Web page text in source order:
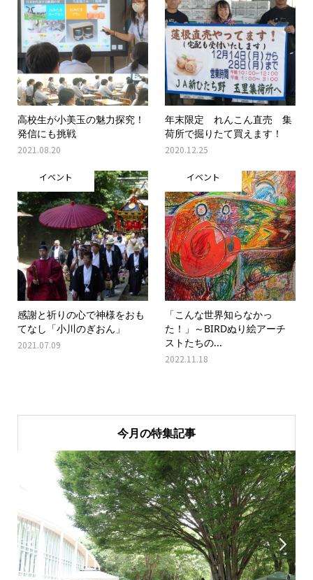
高校生が小美玉の魅力探究！
発信にも挑戦
2021.08.20
年末限定 れんこん直売 集
荷所で掘りたて買えます！
2020.12.25
イベント
感謝と祈りの心で神様をおも
てなし「小川のぎおん」
2021.07.09
イベント
「こんな世界知らなかっ
た！」～BIRDぬり絵アーチ
ストたちの...
2022.11.18
今月の特集記事
 